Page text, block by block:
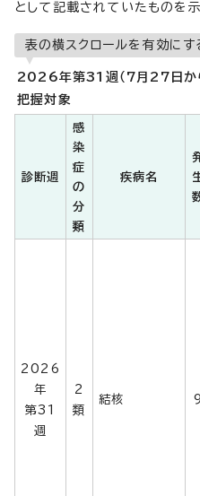
として記載されていたものを示
表の横スクロールを有効にす
2026年第31週（7月27日か
把握対象
診断週
感
染
症
の
分
類
疾病名
2026
年
第31
週
2
類
結核 9